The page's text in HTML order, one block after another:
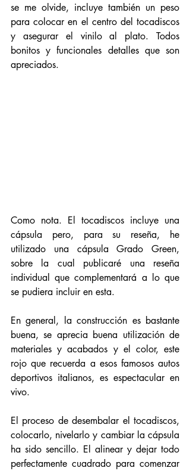
se me olvide, incluye también un peso
para colocar en el centro del tocadiscos
y asegurar el vinilo al plato. Todos
bonitos y funcionales detalles que son
apreciados.
Como nota. El tocadiscos incluye una
cápsula pero, para su reseña, he
utilizado una cápsula Grado Green,
sobre la cual publicaré una reseña
individual que complementará a lo que
se pudiera incluir en esta.
En general, la construcción es bastante
buena, se aprecia buena utilización de
materiales y acabados y el color, este
rojo que recuerda a esos famosos autos
deportivos italianos, es espectacular en
vivo.
El proceso de desembalar el tocadiscos,
colocarlo, nivelarlo y cambiar la cápsula
ha sido sencillo. El alinear y dejar todo
perfectamente cuadrado para comenzar